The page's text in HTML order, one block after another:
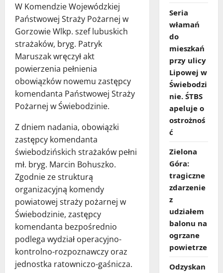
W Komendzie Wojewódzkiej
Państwowej Straży Pożarnej w
Gorzowie Wlkp. szef lubuskich
strażaków, bryg. Patryk
Maruszak wręczył akt
powierzenia pełnienia
obowiązków nowemu zastępcy
komendanta Państwowej Straży
Pożarnej w Świebodzinie.
Z dniem nadania, obowiązki
zastępcy komendanta
świebodzińskich strażaków pełni
mł. bryg. Marcin Bohuszko.
Zgodnie ze strukturą
organizacyjną komendy
powiatowej straży pożarnej w
Świebodzinie, zastępcy
komendanta bezpośrednio
podlega wydział operacyjno-
kontrolno-rozpoznawczy oraz
jednostka ratowniczo-gaśnicza.
Seria
włamań
do
mieszkań
przy ulicy
Lipowej w
Świebodzi
nie. ŚTBS
apeluje o
ostrożnoś
ć
Zielona
Góra:
tragiczne
zdarzenie
z
udziałem
balonu na
ogrzane
powietrze
Odzyskan